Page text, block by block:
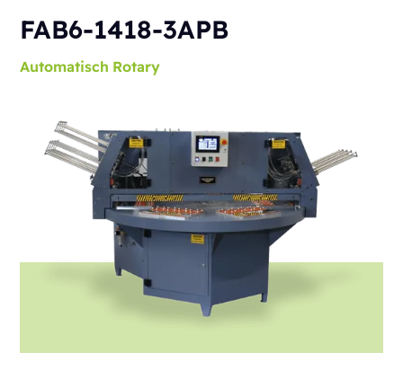
FAB6-1418-3APB
Automatisch Rotary